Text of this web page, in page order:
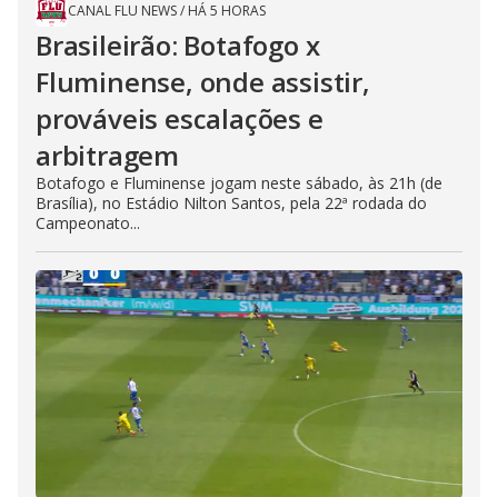
CANAL FLU NEWS/ HÁ 5 HORAS
Brasileirão: Botafogo x
Fluminense, onde assistir,
prováveis escalações e
arbitragem
Botafogo e Fluminense jogam neste sábado, às 21h (de
Brasília), no Estádio Nilton Santos, pela 22ª rodada do
Campeonato...